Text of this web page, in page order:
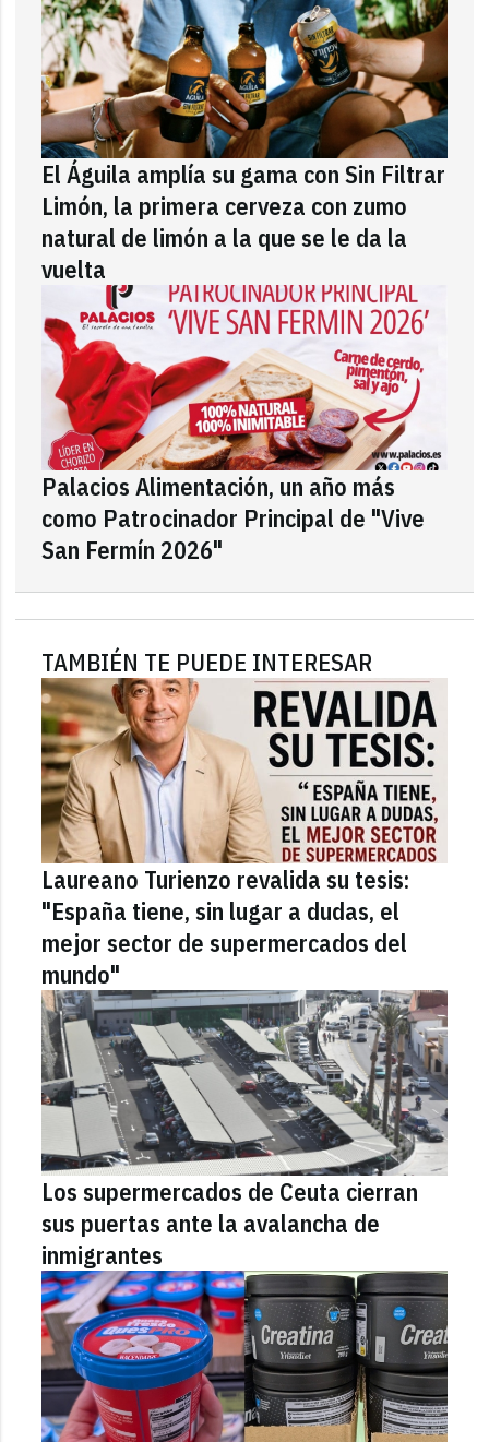
El Águila amplía su gama con Sin Filtrar
Limón, la primera cerveza con zumo
natural de limón a la que se le da la
vuelta
Palacios Alimentación, un año más
como Patrocinador Principal de "Vive
San Fermín 2026"
TAMBIÉN TE PUEDE INTERESAR
Laureano Turienzo revalida su tesis:
"España tiene, sin lugar a dudas, el
mejor sector de supermercados del
mundo"
Los supermercados de Ceuta cierran
sus puertas ante la avalancha de
inmigrantes